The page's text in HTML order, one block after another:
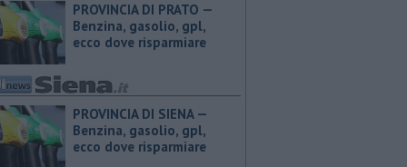
PROVINCIA DI PRATO — ​
Benzina, gasolio, gpl,
ecco dove risparmiare
PROVINCIA DI SIENA — ​
Benzina, gasolio, gpl,
ecco dove risparmiare